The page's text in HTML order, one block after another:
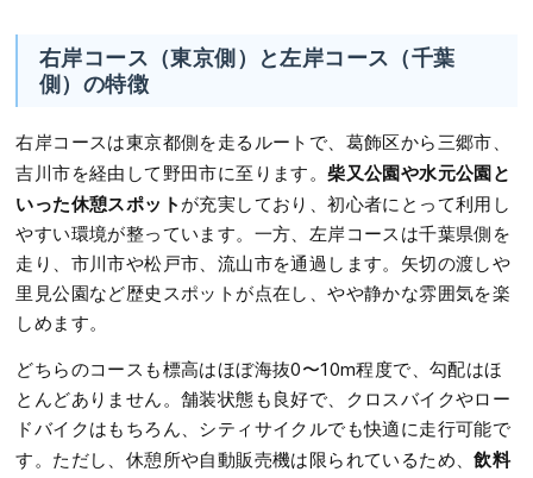
右岸コース（東京側）と左岸コース（千葉
側）の特徴
右岸コースは東京都側を走るルートで、葛飾区から三郷市、
吉川市を経由して野田市に至ります。柴又公園や水元公園と
いった休憩スポット が充実しており、初心者にとって利用し
やすい環境が整っています。一方、左岸コースは千葉県側を
走り、市川市や松戸市、流山市を通過します。矢切の渡しや
里見公園など歴史スポットが点在し、やや静かな雰囲気を楽
しめます。
どちらのコースも標高はほぼ海抜0〜10m程度で、勾配はほ
とんどありません。舗装状態も良好で、クロスバイクやロー
ドバイクはもちろん、シティサイクルでも快適に走行可能で
す。ただし、休憩所や自動販売機は限られているため、飲料